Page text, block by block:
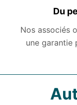
Du
Nos associés
une garantie